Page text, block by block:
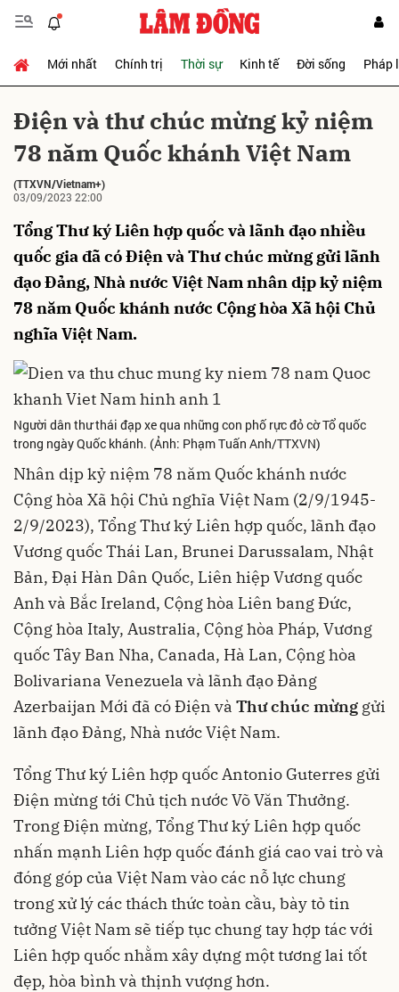
Mới nhất Chính trị Thời sự Kinh tế Đời sống Pháp
Điện và thư chúc mừng kỷ niệm
78 năm Quốc khánh Việt Nam
(TTXVN/Vietnam+)
03/09/2023 22:00
Tổng Thư ký Liên hợp quốc và lãnh đạo nhiều
quốc gia đã có Điện và Thư chúc mừng gửi lãnh
đạo Đảng, Nhà nước Việt Nam nhân dịp kỷ niệm
78 năm Quốc khánh nước Cộng hòa Xã hội Chủ
nghĩa Việt Nam.
Người dân thư thái đạp xe qua những con phố rực đỏ cờ Tổ quốc
trong ngày Quốc khánh. (Ảnh: Phạm Tuấn Anh/TTXVN)
Nhân dịp kỷ niệm 78 năm Quốc khánh nước
Cộng hòa Xã hội Chủ nghĩa Việt Nam (2/9/1945-
2/9/2023), Tổng Thư ký Liên hợp quốc, lãnh đạo
Vương quốc Thái Lan, Brunei Darussalam, Nhật
Bản, Đại Hàn Dân Quốc, Liên hiệp Vương quốc
Anh và Bắc Ireland, Cộng hòa Liên bang Đức,
Cộng hòa Italy, Australia, Cộng hòa Pháp, Vương
quốc Tây Ban Nha, Canada, Hà Lan, Cộng hòa
Bolivariana Venezuela và lãnh đạo Đảng
Azerbaijan Mới đã có Điện và Thư chúc mừng gửi
lãnh đạo Đảng, Nhà nước Việt Nam.
Tổng Thư ký Liên hợp quốc Antonio Guterres gửi
Điện mừng tới Chủ tịch nước Võ Văn Thưởng.
Trong Điện mừng, Tổng Thư ký Liên hợp quốc
nhấn mạnh Liên hợp quốc đánh giá cao vai trò và
đóng góp của Việt Nam vào các nỗ lực chung
trong xử lý các thách thức toàn cầu, bày tỏ tin
tưởng Việt Nam sẽ tiếp tục chung tay hợp tác với
Liên hợp quốc nhằm xây dựng một tương lai tốt
đẹp, hòa bình và thịnh vượng hơn.
Gửi bình luận